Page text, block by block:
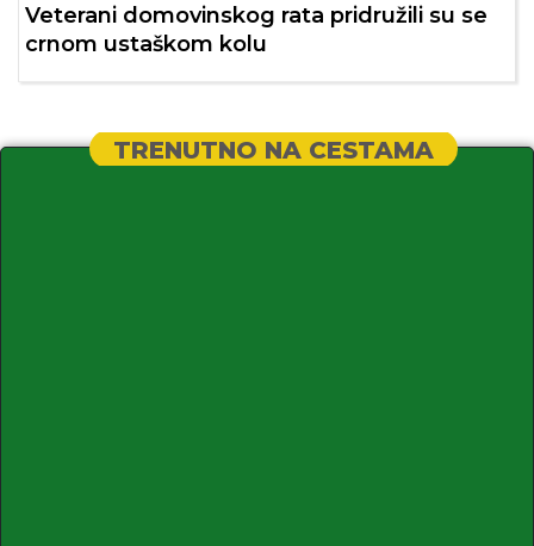
Veterani domovinskog rata pridružili su se
crnom ustaškom kolu
TRENUTNO NA CESTAMA